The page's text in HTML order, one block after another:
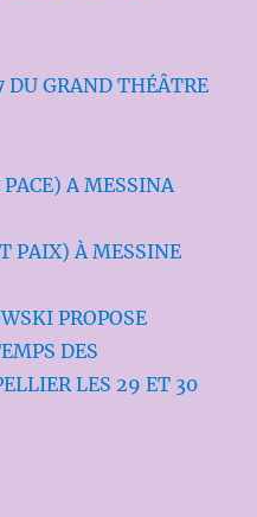
GRAND THÉÂTRE
A MESSINA
PAIX) À MESSINE
PROPOSE
DES
LES 29 ET 30